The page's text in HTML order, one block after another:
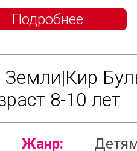
Подробнее
Земли|Кир
8-10 лет
Жанр: